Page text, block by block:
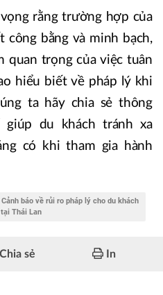
rằng trường hợp của
công bằng và minh bạch,
quan trọng của việc tuân
hiểu biết về pháp lý khi
ta hãy chia sẻ thông
giúp du khách tránh xa
có khi tham gia hành
báo về rủi ro pháp lý cho du khách
Thái Lan
Chia sẻ In